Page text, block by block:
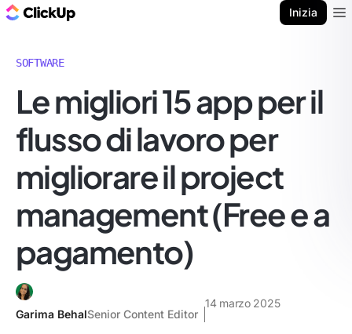
Inizia
SOFTWARE
Le migliori 15 app per il
flusso di lavoro per
migliorare il project
management (Free e a
pagamento)
Garima BehalSenior Content Editor
14 marzo 2025